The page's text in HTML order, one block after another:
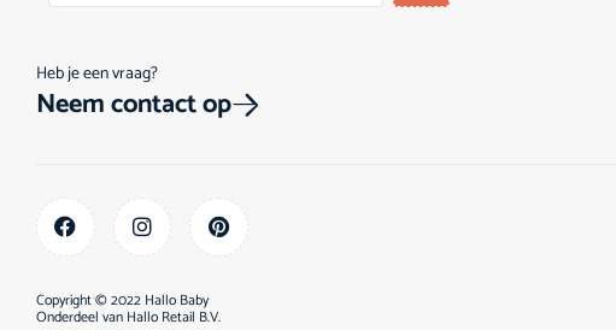
Heb je een vraag?
Neem contact op
Copyright © 2022 Hallo Baby
Onderdeel van Hallo Retail B.V.